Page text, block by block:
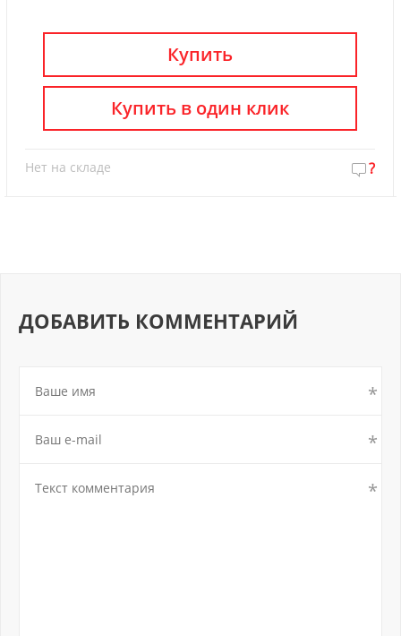
Купить
Нет на складе ?
Купить в один клик
ДОБАВИТЬ КОММЕНТАРИЙ